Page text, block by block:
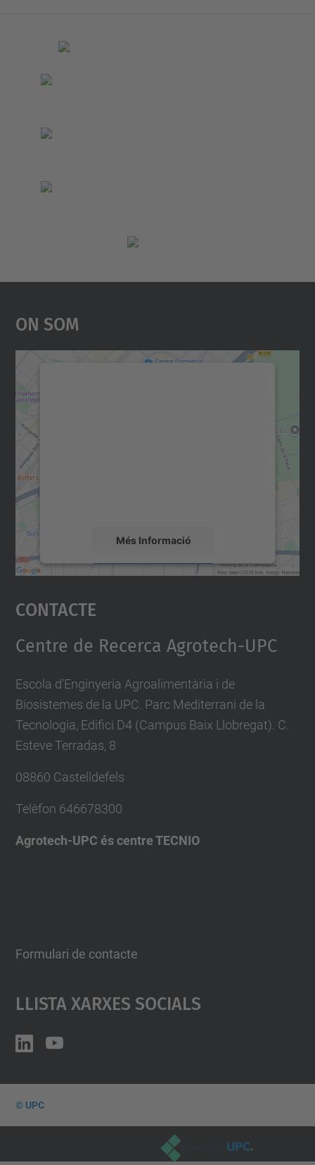
On Som
Més Informació
Accepta
powered by
Contacte
Centre de Recerca Agrotech-UPC
Escola d'Enginyeria Agroalimentària i de
Biosistemes de la UPC. Parc Mediterrani de la
Tecnologia, Edifici D4 (Campus Baix Llobregat). C.
Esteve Terradas, 8
08860 Castelldefels
Telèfon 646678300
Agrotech-UPC és centre TECNIO
Formulari de contacte
Llista Xarxes Socials
© UPC